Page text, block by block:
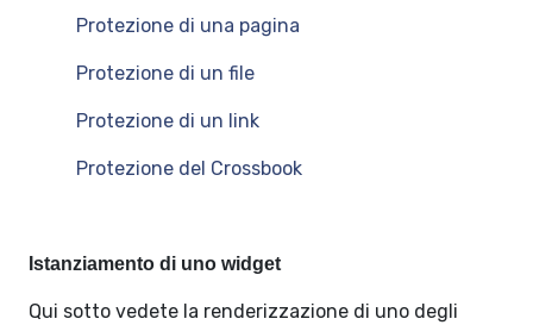
Protezione di una pagina
Protezione di un file
Protezione di un link
Protezione del Crossbook
Istanziamento di uno widget
Qui sotto vedete la renderizzazione di uno degli